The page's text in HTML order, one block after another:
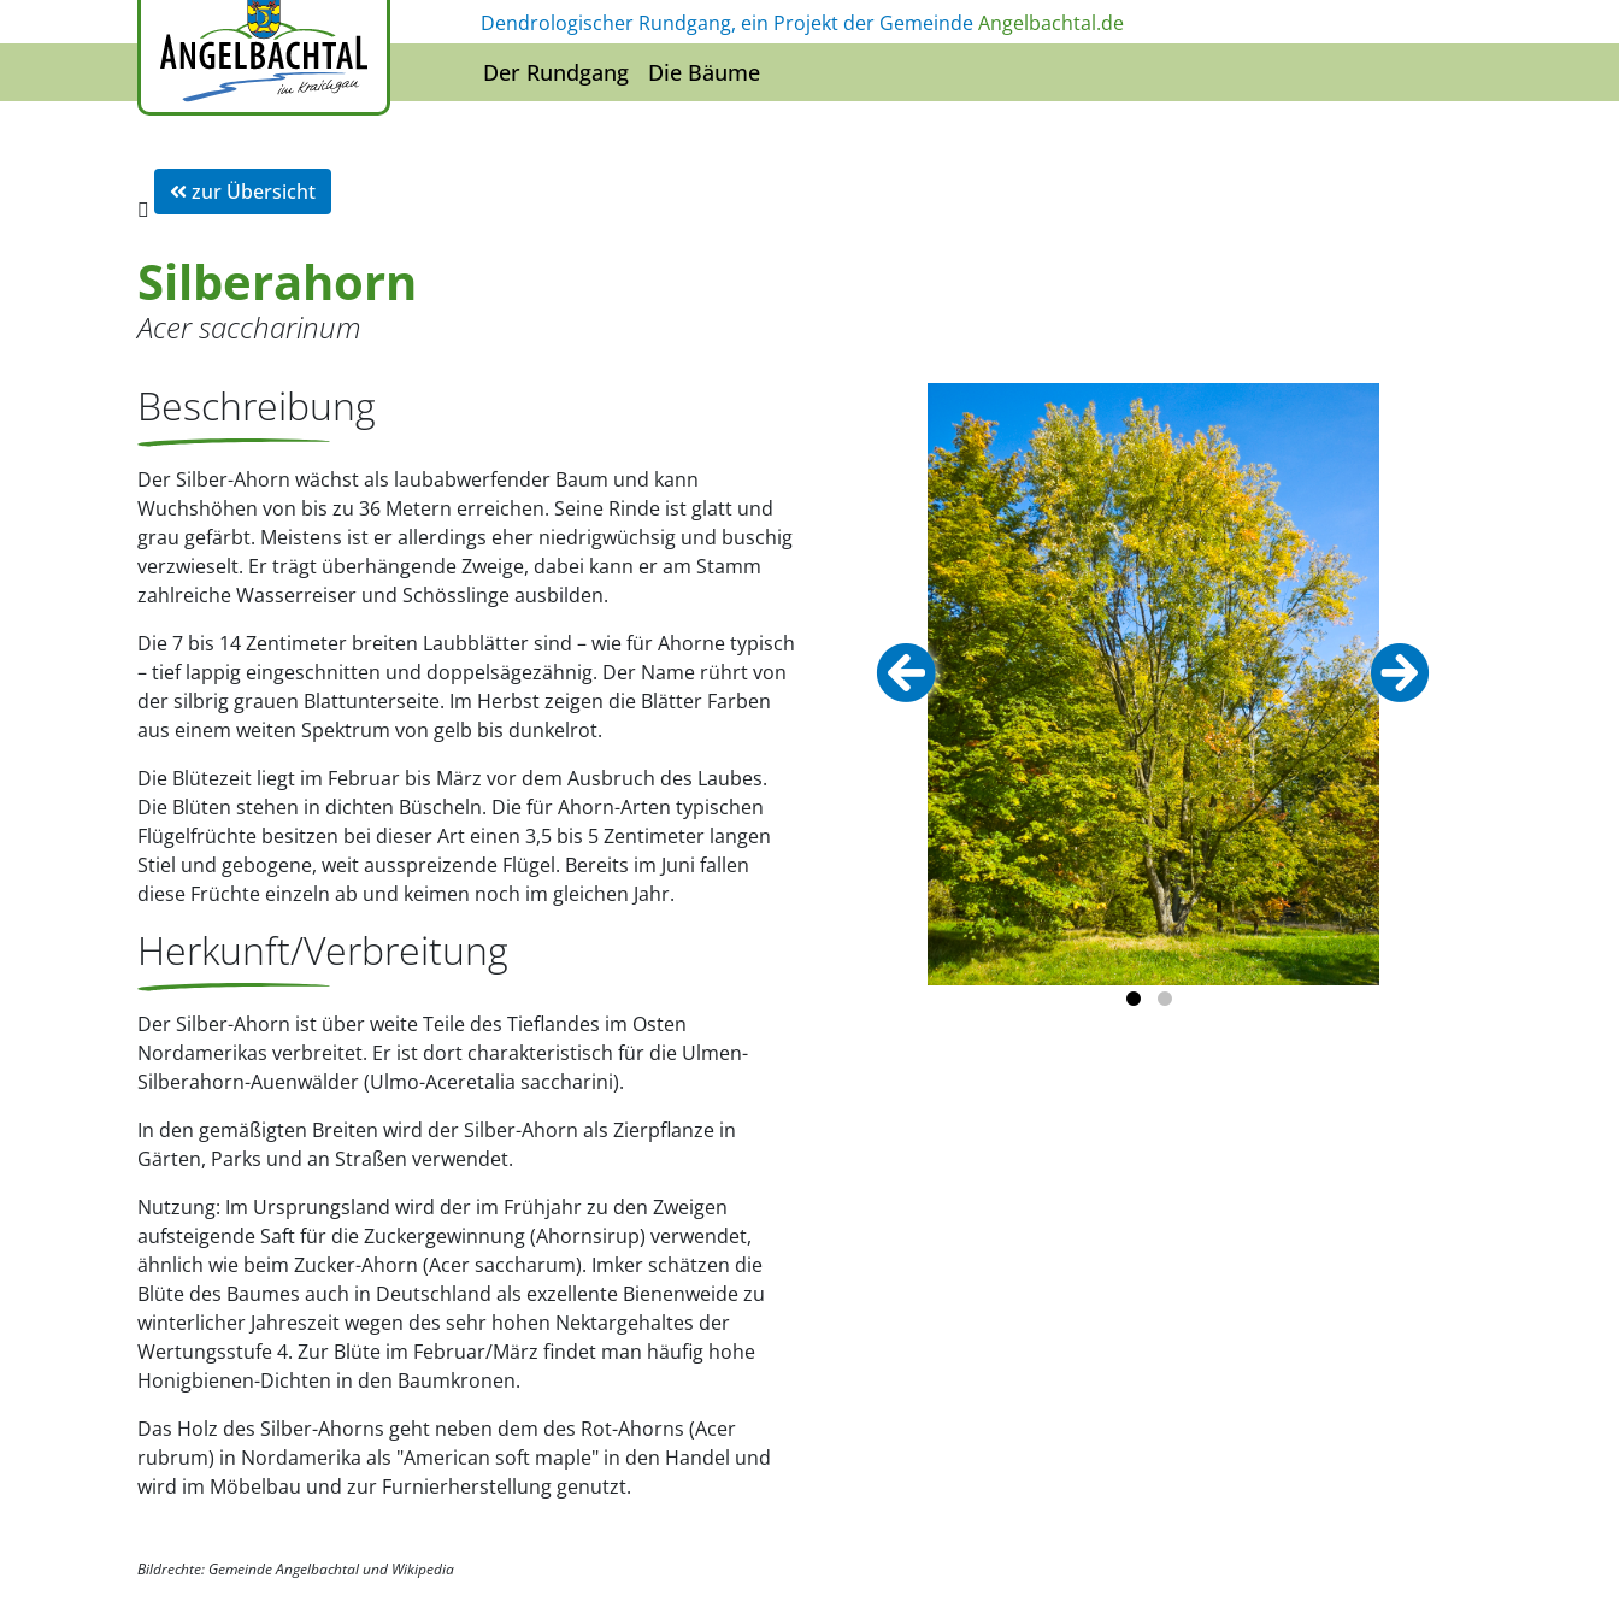
Dendrologischer Rundgang, ein Projekt der GemeindeAngelbachtal.de
Der Rundgang Die Bäume
zur Übersicht
Silberahorn
Acer saccharinum
Beschreibung
Der Silber-Ahorn wächst als laubabwerfender Baum und kann
Wuchshöhen von bis zu 36 Metern erreichen. Seine Rinde ist glatt und
grau gefärbt. Meistens ist er allerdings eher niedrigwüchsig und buschig
verzwieselt. Er trägt überhängende Zweige, dabei kann er am Stamm
zahlreiche Wasserreiser und Schösslinge ausbilden.
Die 7 bis 14 Zentimeter breiten Laubblätter sind – wie für Ahorne typisch
– tief lappig eingeschnitten und doppelsägezähnig. Der Name rührt von
der silbrig grauen Blattunterseite. Im Herbst zeigen die Blätter Farben
aus einem weiten Spektrum von gelb bis dunkelrot.
Die Blütezeit liegt im Februar bis März vor dem Ausbruch des Laubes.
Die Blüten stehen in dichten Büscheln. Die für Ahorn-Arten typischen
Flügelfrüchte besitzen bei dieser Art einen 3,5 bis 5 Zentimeter langen
Stiel und gebogene, weit ausspreizende Flügel. Bereits im Juni fallen
diese Früchte einzeln ab und keimen noch im gleichen Jahr.
Herkunft/Verbreitung
Der Silber-Ahorn ist über weite Teile des Tieflandes im Osten
Nordamerikas verbreitet. Er ist dort charakteristisch für die Ulmen-
Silberahorn-Auenwälder (Ulmo-Aceretalia saccharini).
In den gemäßigten Breiten wird der Silber-Ahorn als Zierpflanze in
Gärten, Parks und an Straßen verwendet.
Nutzung: Im Ursprungsland wird der im Frühjahr zu den Zweigen
aufsteigende Saft für die Zuckergewinnung (Ahornsirup) verwendet,
ähnlich wie beim Zucker-Ahorn (Acer saccharum). Imker schätzen die
Blüte des Baumes auch in Deutschland als exzellente Bienenweide zu
winterlicher Jahreszeit wegen des sehr hohen Nektargehaltes der
Wertungsstufe 4. Zur Blüte im Februar/März findet man häufig hohe
Honigbienen-Dichten in den Baumkronen.
Das Holz des Silber-Ahorns geht neben dem des Rot-Ahorns (Acer
rubrum) in Nordamerika als "American soft maple" in den Handel und
wird im Möbelbau und zur Furnierherstellung genutzt.
Bildrechte: Gemeinde Angelbachtal und Wikipedia